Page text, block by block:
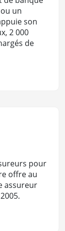
un
son
2 000
de
pour
offre au
assureur